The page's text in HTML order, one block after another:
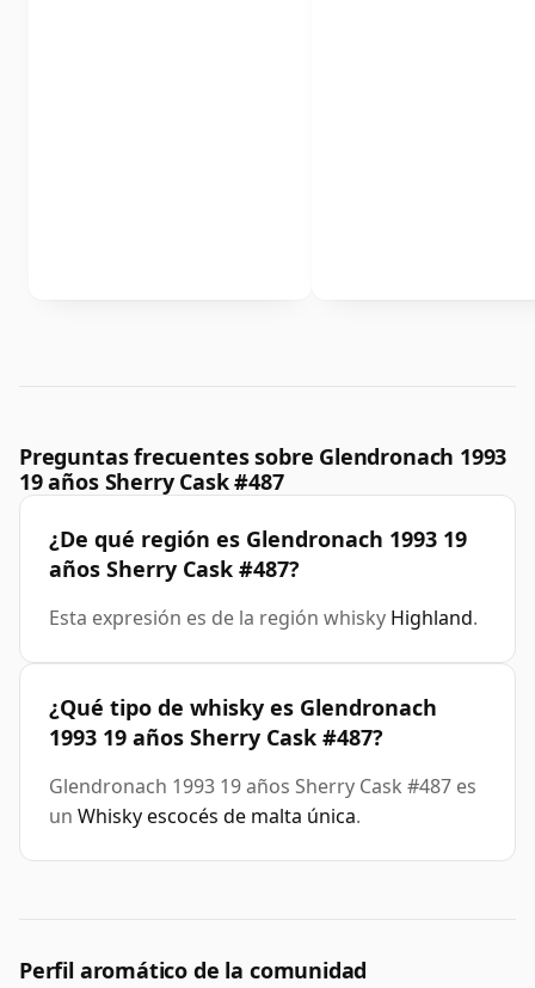
Preguntas frecuentes sobre Glendronach 1993
19 años Sherry Cask #487
¿De qué región es Glendronach 1993 19
años Sherry Cask #487?
Esta expresión es de la región whisky Highland.
¿Qué tipo de whisky es Glendronach
1993 19 años Sherry Cask #487?
Glendronach 1993 19 años Sherry Cask #487 es
un Whisky escocés de malta única.
Perfil aromático de la comunidad